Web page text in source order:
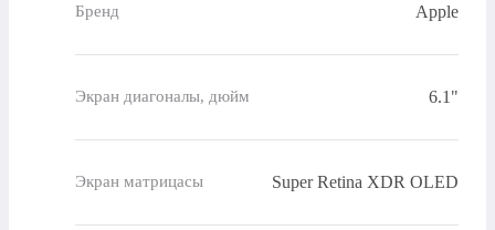
Бренд Apple
Экран диагоналы, дюйм 6.1"
Экран матрицасы Super Retina XDR OLED